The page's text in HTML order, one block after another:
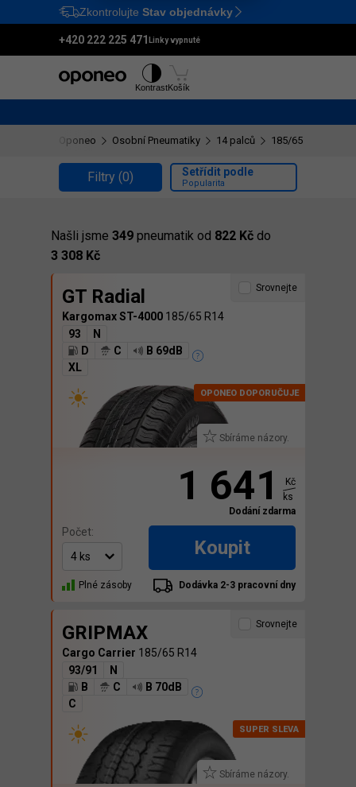
Ctrl M
Zkontrolujte Stav objednávky
+420 222 225 471 Linky vypnuté
KontrastKošík
Oponeo Osobní Pneumatiky 14 palců 185/65 R14
Filtry (0)
Našli jsme 349 pneumatik od 822 Kč do
3 308 Kč
Setřídit podle
Popularita
GT Radial
Kargomax ST-4000 185/65 R14
93
N
D
C
B 69dB
XL
Sbíráme názory.
Srovnejte
1 641
Kč
ks
Dodání zdarma
Počet:
Koupit
Plné zásoby Dodávka 2-3 pracovní dny
GRIPMAX
Cargo Carrier 185/65 R14
93/91
N
B
C
B 70dB
C
Sbíráme názory.
Srovnejte